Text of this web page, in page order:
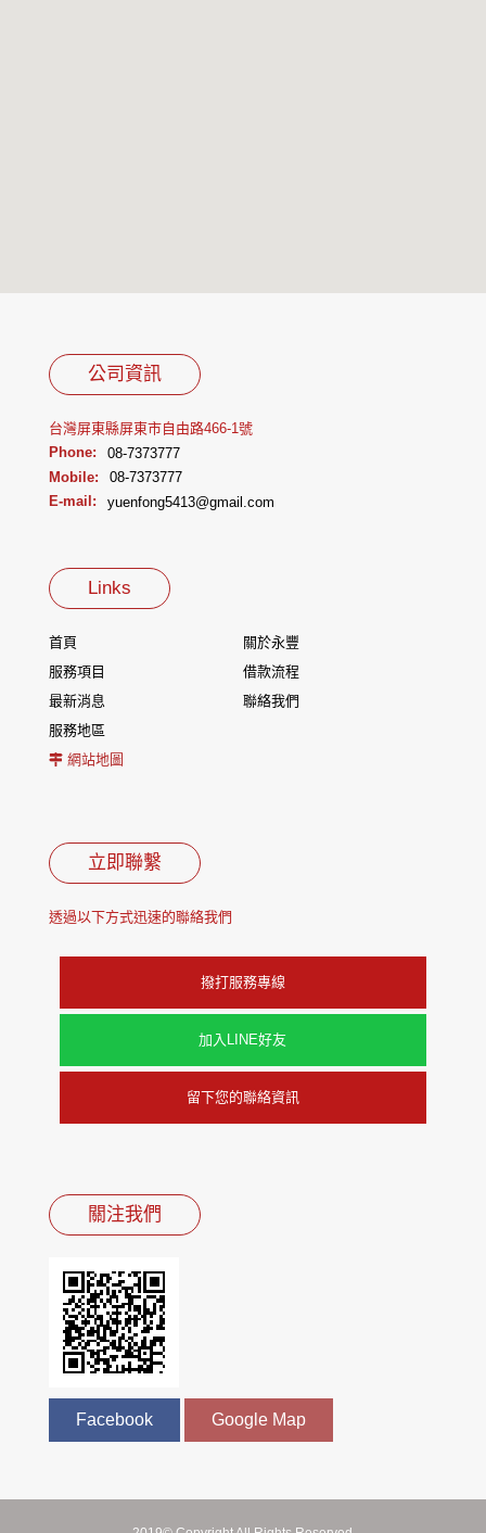
公司資訊
台灣屏東縣屏東市自由路466-1號
Phone:
08-7373777
Mobile:
08-7373777
E-mail:
yuenfong5413@gmail.com
Links
首頁
關於永豐
服務項目
借款流程
最新消息
聯絡我們
服務地區
網站地圖
立即聯繫
透過以下方式迅速的聯絡我們
撥打服務專線
加入LINE好友
留下您的聯絡資訊
關注我們
Facebook Google Map